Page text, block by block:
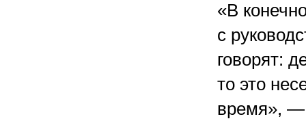
«В
с
говорят:
то это
время», —